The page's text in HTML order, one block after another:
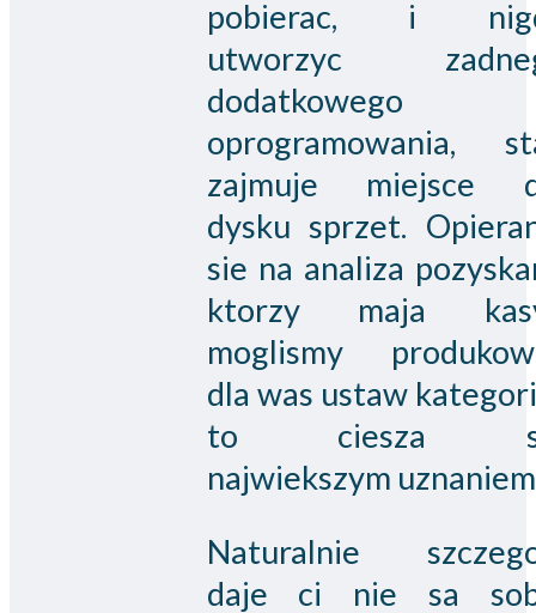
pobierac, i
utworzyc
dodatkowego
oprogramowania,
zajmuje miejsce
dysku sprzet.
sie na analiza
ktorzy maja
moglismy
dla was ustaw
to ciesza
najwiekszym
Naturalnie
daje ci nie sa